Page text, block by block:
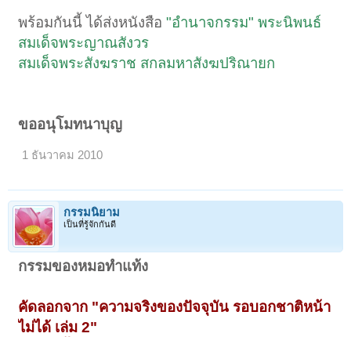
พร้อมกันนี้ ได้ส่งหนังสือ"อำนาจกรรม" พระนิพนธ์
สมเด็จพระญาณสังวร
สมเด็จพระสังฆราช สกลมหาสังฆปริณายก
ขออนุโมทนาบุญ
1 ธันวาคม 2010
กรรมนิยาม
เป็นที่รู้จักกันดี
กรรมของหมอทำแท้ง
คัดลอกจาก "ความจริงของปัจจุบัน รอบอกชาติหน้า
ไม่ได้ เล่ม 2"